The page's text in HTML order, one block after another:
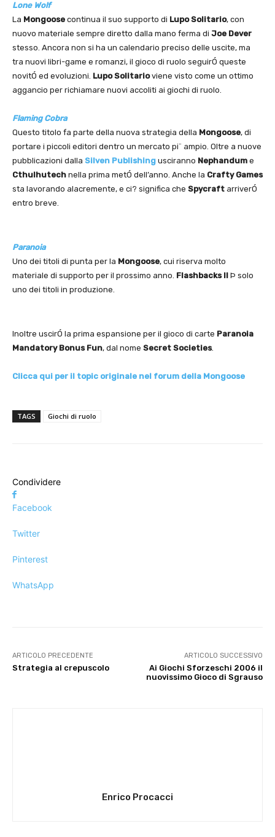
Lone Wolf
La Mongoose continua il suo supporto di Lupo Solitario, con
nuovo materiale sempre diretto dalla mano ferma di Joe Dever
stesso. Ancora non si ha un calendario preciso delle uscite, ma
tra nuovi libri-game e romanzi, il gioco di ruolo seguirÓ queste
novitÓ ed evoluzioni. Lupo Solitarioviene visto come un ottimo
aggancio per richiamare nuovi accoliti ai giochi di ruolo.
Flaming Cobra
Questo titolo fa parte della nuova strategia della Mongoose, di
portare i piccoli editori dentro un mercato pi¨ ampio. Oltre a nuove
pubblicazioni dalla Silven Publishing usciranno Nephandum e
Cthulhutech nella prima metÓ dell’anno. Anche la Crafty Games
sta lavorando alacremente, e ci? significa che Spycraft arriverÓ
entro breve.
Paranoia
Uno dei titoli di punta per la Mongoose, cui riserva molto
materiale di supporto per il prossimo anno. Flashbacks II Þ solo
uno dei titoli in produzione.
Inoltre uscirÓ la prima espansione per il gioco di carte Paranoia
Mandatory Bonus Fun, dal nome Secret Societies.
Clicca qui per il topic originale nel forum della Mongoose
TAGS Giochi di ruolo
Condividere
Facebook
Twitter
Pinterest
WhatsApp
ARTICOLO PRECEDENTE
Strategia al crepuscolo
ARTICOLO SUCCESSIVO
Ai Giochi Sforzeschi 2006 il
nuovissimo Gioco di Sgrauso
Enrico Procacci